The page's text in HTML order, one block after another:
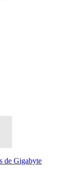
de Gigabyte